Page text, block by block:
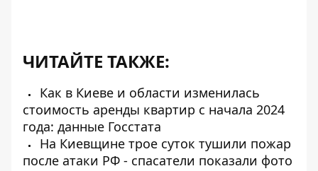
ЧИТАЙТЕ ТАКЖЕ:
Как в Киеве и области изменилась
стоимость аренды квартир с начала 2024
года: данные Госстата
На Киевщине трое суток тушили пожар
после атаки РФ - спасатели показали фото